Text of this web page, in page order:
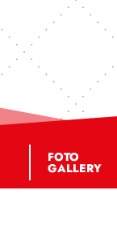
FOTO
GALLERY